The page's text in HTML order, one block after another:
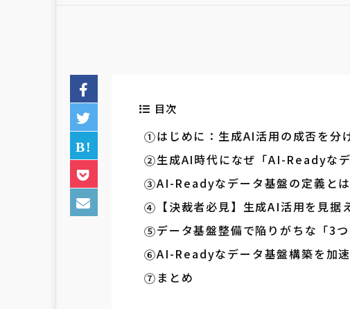
目次
はじめに：生成AI活用の成否を分
生成AI時代になぜ「AI-Readyな
AI-Readyなデータ基盤の定義と
【決裁者必見】生成AI活用を見
データ基盤整備で陥りがちな「3
AI-Readyなデータ基盤構築を加
まとめ